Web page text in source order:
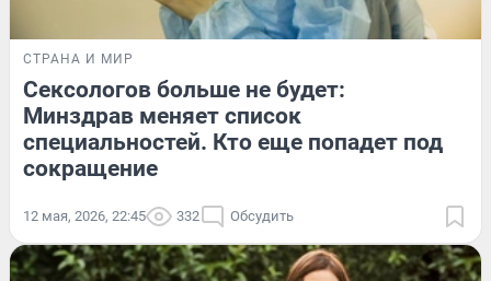
СТРАНА И МИР
Сексологов больше не будет:
Минздрав меняет список
специальностей. Кто еще попадет под
сокращение
12 мая, 2026, 22:45 332 Обсудить